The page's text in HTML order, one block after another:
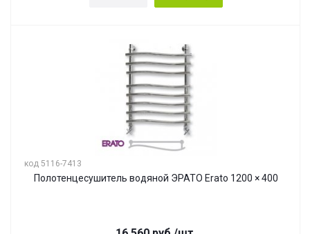
код 5116-7413
Полотенцесушитель водяной ЭРАТО Erato 1200 × 400